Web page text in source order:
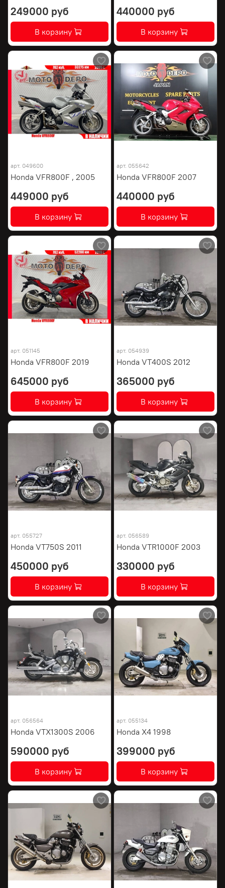
249000 руб
В корзину
440000 руб
В корзину
арт. 049600
Honda VFR800F , 2005
449000 руб
В корзину
арт. 055642
Honda VFR800F 2007
440000 руб
В корзину
арт. 051145
Honda VFR800F 2019
645000 руб
В корзину
арт. 054939
Honda VT400S 2012
365000 руб
В корзину
арт. 055727
Honda VT750S 2011
450000 руб
В корзину
арт. 056589
Honda VTR1000F 2003
330000 руб
В корзину
арт. 056564
Honda VTX1300S 2006
590000 руб
В корзину
арт. 055134
Honda X4 1998
399000 руб
В корзину